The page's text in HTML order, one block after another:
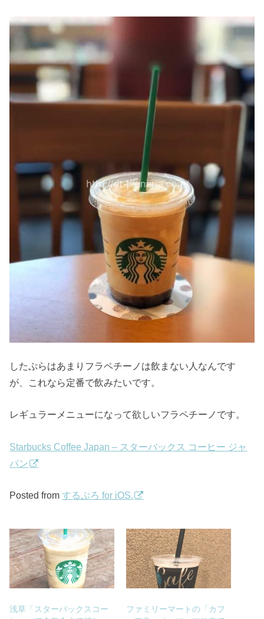
したぷらはあまりフラペチーノは飲まない人なんです
が、これなら定番で飲みたいです。
レギュラーメニューになって欲しいフラペチーノです。
Starbucks Coffee Japan – スターバックス コーヒー ジャ
パン
Posted fromするぷろ for iOS.
浅草「スターバックスコー
ファミリーマートの「カフ